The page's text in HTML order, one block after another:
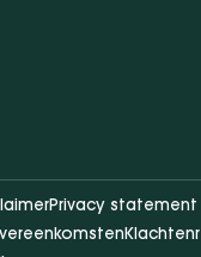
LinkedIn
op Instagram
op Facebook
Bentacera op Youtube
Privacy statement